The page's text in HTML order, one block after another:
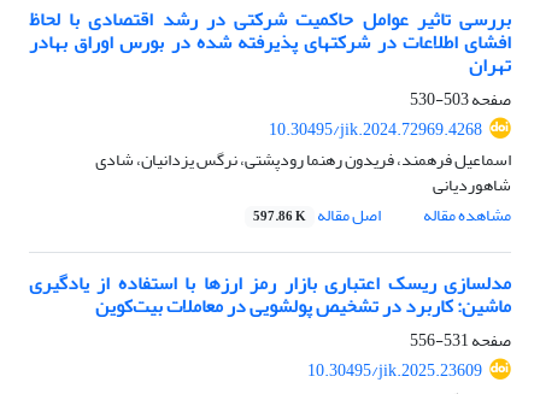
بررسی تاثیر عوامل حاکمیت شرکتی در رشد اقتصادی با لحاظ
افشای اطلاعات در شرکتهای پذیرفته شده در بورس اوراق بهادر
تهران
صفحه503-530
10.30495/jik.2024.72969.4268
اسماعیل فرهمند، فریدون رهنما رودپشتی، نرگس یزدانیان، شادی
شاهوردیانی
مشاهده مقاله
اصل مقاله 597.86 K
مدلسازی ریسک اعتباری بازار رمز ارزها با استفاده از یادگیری
ماشین: کاربرد در تشخیص پولشویی در معاملات بیت‌کوین
صفحه531-556
10.30495/jik.2025.23609